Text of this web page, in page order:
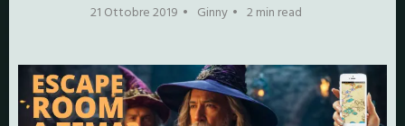
21 Ottobre 2019 Ginny 2 min read